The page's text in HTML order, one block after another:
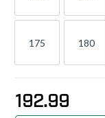
175
175
180
180
192.99